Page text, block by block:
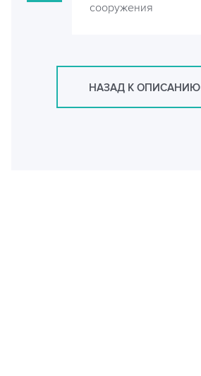
сооружения
НАЗАД К ОПИСАНИЮ